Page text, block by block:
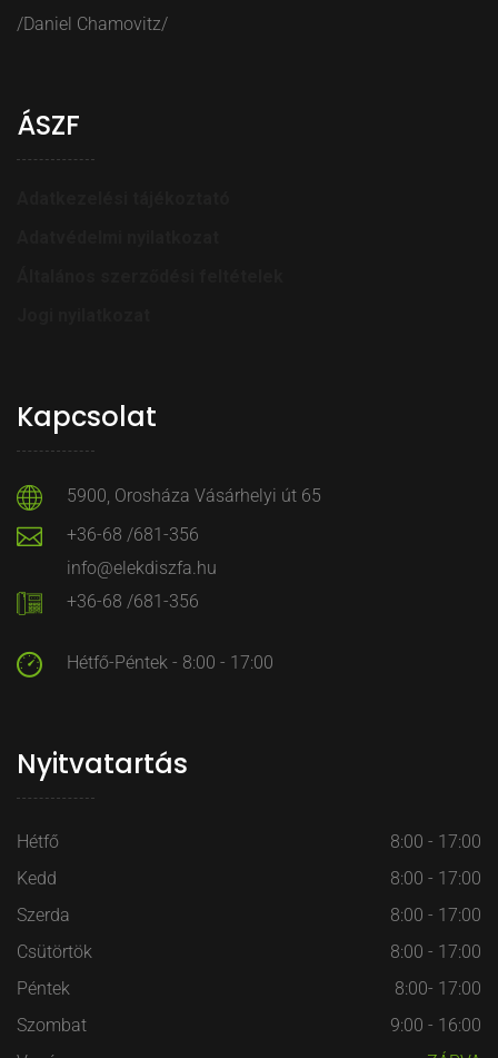
/Daniel Chamovitz/
ÁSZF
Kapcsolat
5900, Orosháza Vásárhelyi út 65
+36-68 /681-356
info@elekdiszfa.hu
+36-68 /681-356
Hétfő-Péntek - 8:00 - 17:00
Nyitvatartás
Hétfő
8:00 - 17:00
Kedd
8:00 - 17:00
Szerda
8:00 - 17:00
Csütörtök
8:00 - 17:00
Péntek
8:00- 17:00
Szombat
9:00 - 16:00